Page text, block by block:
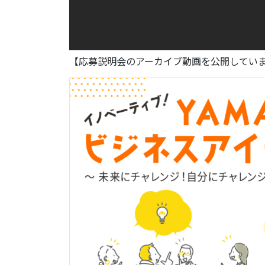
【応募説明会のアーカイブ動画を公開してい